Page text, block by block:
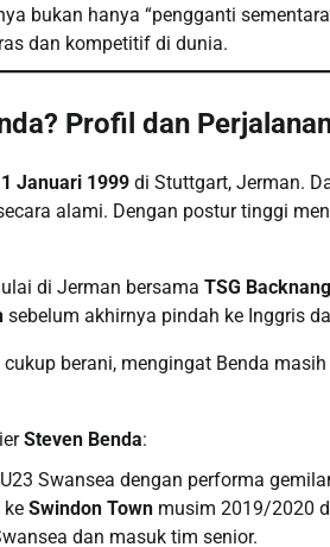
bukan hanya “pengganti
dan kompetitif di dunia.
Profil dan
1 Januari 1999 di Stuttgart, Jerman.
alami. Dengan postur tinggi
di Jerman bersama TSG Backnang
sebelum akhirnya pindah ke Inggris
berani, mengingat Benda
Steven Benda:
Swansea dengan performa
Swindon Town musim 2019/2020
dan masuk tim senior.